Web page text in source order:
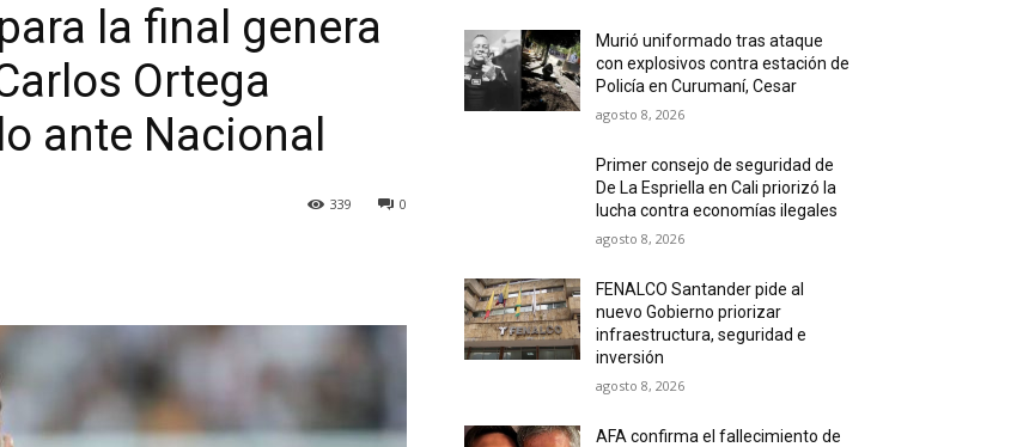
la final genera
Ortega
ante Nacional
0
339
Murió uniformado tras ataque
con explosivos contra estación de
Policía en Curumaní, Cesar
agosto 8, 2026
Primer consejo de seguridad de
De La Espriella en Cali priorizó la
lucha contra economías ilegales
agosto 8, 2026
FENALCO Santander pide al
nuevo Gobierno priorizar
infraestructura, seguridad e
inversión
agosto 8, 2026
AFA confirma el fallecimiento de